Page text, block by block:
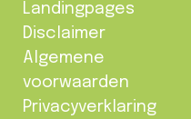
Landingpages
Disclaimer
Algemene
voorwaarden
Privacyverklaring